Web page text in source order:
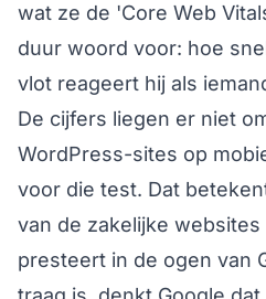
wat ze de 'Core Web
duur woord voor: hoe
vlot reageert hij als
De cijfers liegen er niet
WordPress-sites op
voor die test. Dat
van de zakelijke
presteert in de ogen van